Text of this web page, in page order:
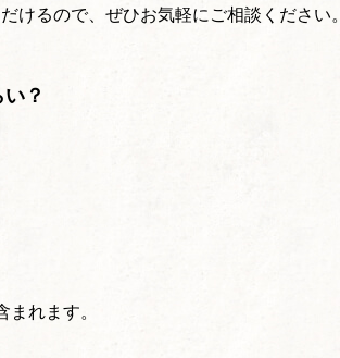
けるので、ぜひお気軽にご相談ください
？
れます。